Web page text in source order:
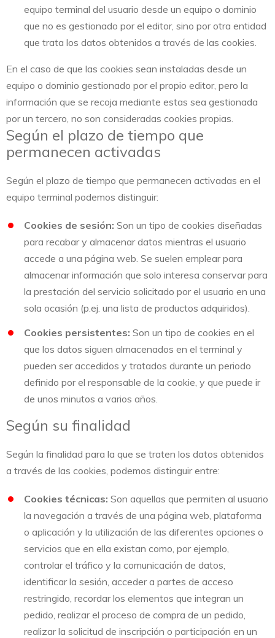
equipo terminal del usuario desde un equipo o dominio
que no es gestionado por el editor, sino por otra entidad
que trata los datos obtenidos a través de las cookies.
En el caso de que las cookies sean instaladas desde un
equipo o dominio gestionado por el propio editor, pero la
información que se recoja mediante estas sea gestionada
por un tercero, no son consideradas cookies propias.
Según el plazo de tiempo que
permanecen activadas
Según el plazo de tiempo que permanecen activadas en el
equipo terminal podemos distinguir:
Cookies de sesión: Son un tipo de cookies diseñadas
para recabar y almacenar datos mientras el usuario
accede a una página web. Se suelen emplear para
almacenar información que solo interesa conservar para
la prestación del servicio solicitado por el usuario en una
sola ocasión (p.ej. una lista de productos adquiridos).
Cookies persistentes: Son un tipo de cookies en el
que los datos siguen almacenados en el terminal y
pueden ser accedidos y tratados durante un periodo
definido por el responsable de la cookie, y que puede ir
de unos minutos a varios años.
Según su finalidad
Según la finalidad para la que se traten los datos obtenidos
a través de las cookies, podemos distinguir entre:
Cookies técnicas: Son aquellas que permiten al usuario
la navegación a través de una página web, plataforma
o aplicación y la utilización de las diferentes opciones o
servicios que en ella existan como, por ejemplo,
controlar el tráfico y la comunicación de datos,
identificar la sesión, acceder a partes de acceso
restringido, recordar los elementos que integran un
pedido, realizar el proceso de compra de un pedido,
realizar la solicitud de inscripción o participación en un